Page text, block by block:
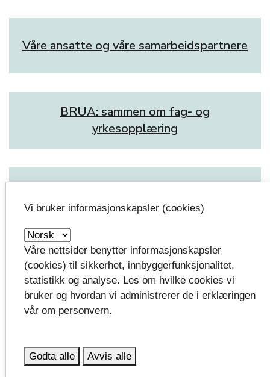
Våre ansatte og våre samarbeidspartnere
BRUA: sammen om fag- og
yrkesopplæring
Å være en lærebedrift sikrer rekruttering av
kompetente medarbeidere til egen bedrift.
Som en lærebedrift mottar man et
som man tar et samfunnsansvar og gir
unge viktig kompetanse som landet vårt
Vi bruker informasjonskapsler (cookies)
Våre nettsider benytter informasjonskapsler
(cookies) til sikkerhet, innbyggerfunksjonalitet,
statistikk og analyse. Les om hvilke cookies vi
bruker og hvordan vi administrerer de i erklæringen
vår om personvern.
Godta alle Avvis alle